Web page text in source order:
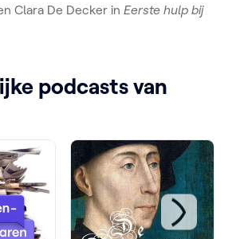
Clara De Decker in Eerste hulp bij
podcasts van